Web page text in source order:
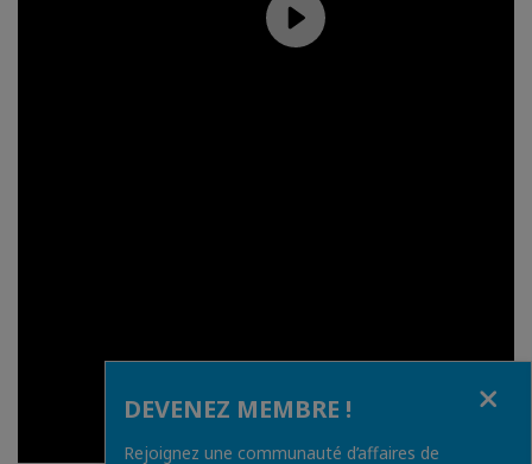
DEVENEZ MEMBRE !
Rejoignez une communauté d’affaires de